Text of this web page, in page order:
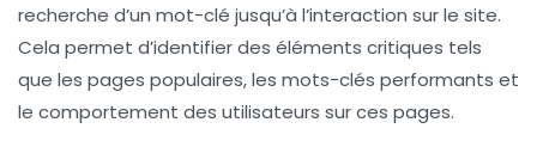
recherche d’un mot-clé jusqu’à l’interaction sur le site.
Cela permet d’identifier des éléments critiques tels
que les pages populaires, les mots-clés performants et
le comportement des utilisateurs sur ces pages.